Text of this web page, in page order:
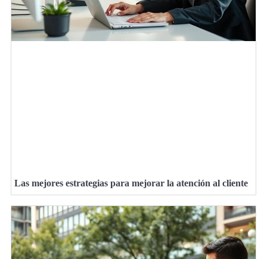
Las mejores estrategias para mejorar la atención al cliente